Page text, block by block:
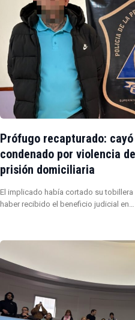
Prófugo recapturado:
condenado por violencia
prisión domiciliaria
El implicado había cortado su
haber recibido el beneficio judicial en…